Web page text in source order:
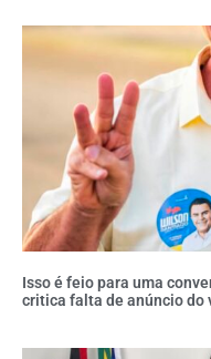
Isso é feio para uma
critica falta de anúncio do